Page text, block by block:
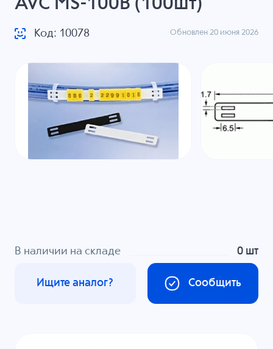
AVC MS-100B (100шт)
Код: 10078 Обновлен 20 июня 2026
В наличии на складе 0 шт
Сообщить
Ищите аналог?